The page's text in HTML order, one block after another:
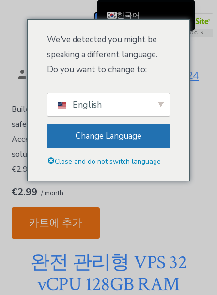
전용 호스팅 IP
글쓴이:Kloeys 10월 10, 2024
Build your business on its own unique IP address,
safe and guarded by Kloeys FTP Account Access
Accepts SSL Certificate An exclusive Kloeys
solution for those who want to stay in control.
€2.99 / month카트에 추가
€2.99 / month
카트에 추가
완전 관리형 VPS 32
vCPU 128GB RAM
We've detected you might be
speaking a different language.
Do you want to change to:
English
Change Language
Close and do not switch language
한국어
Ελληνικά
Suomi
Bahasa Indonesia
Português
Slovenščina
Svenska